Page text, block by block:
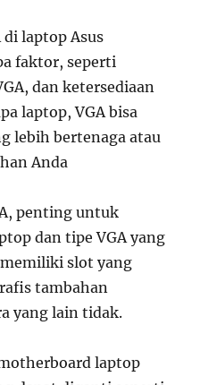
laptop Asus
faktor, seperti
dan ketersediaan
laptop, VGA bisa
lebih bertenaga atau
Anda
penting untuk
dan tipe VGA yang
memiliki slot yang
tambahan
yang lain tidak.
laptop